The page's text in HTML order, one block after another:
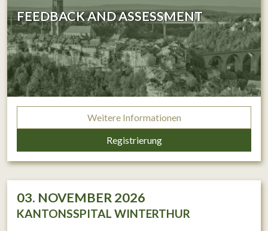
FEEDBACK AND ASSESSMENT
Weitere Informationen
Registrierung
03. NOVEMBER 2026
KANTONSSPITAL WINTERTHUR